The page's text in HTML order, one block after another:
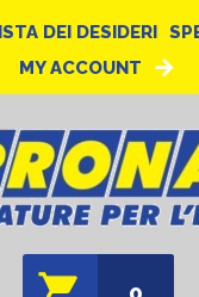
DEI DESIDERI
MY ACCOUNT